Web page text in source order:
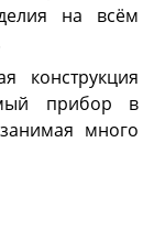
на всём
конструкция
прибор в
много